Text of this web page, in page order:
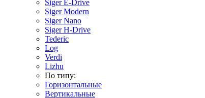
Siger E-Drive
Siger Modern
Siger Nano
Siger H-Drive
Tederic
Log
Verdi
Lizhu
По типу:
Горизонтальные
Вертикальные